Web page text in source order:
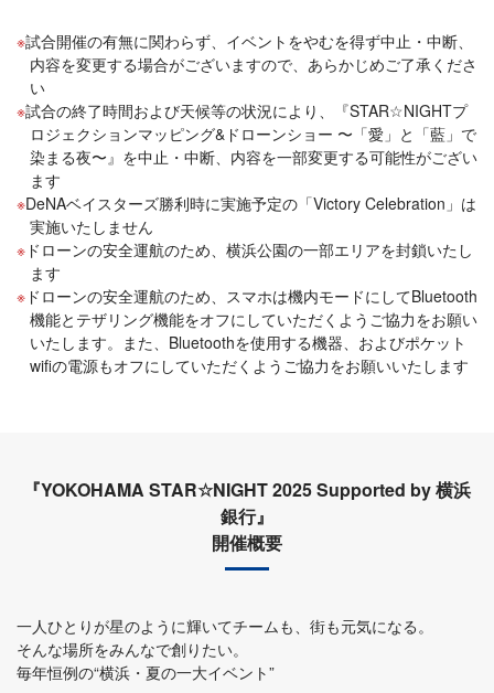
試合開催の有無に関わらず、イベントをやむを得ず中止・中断、
内容を変更する場合がございますので、あらかじめご了承くださ
い
試合の終了時間および天候等の状況により、『STAR☆NIGHTプ
ロジェクションマッピング&ドローンショー 〜「愛」と「藍」で
染まる夜〜』を中止・中断、内容を一部変更する可能性がござい
ます
DeNAベイスターズ勝利時に実施予定の「Victory Celebration」は
実施いたしません
ドローンの安全運航のため、横浜公園の一部エリアを封鎖いたし
ます
ドローンの安全運航のため、スマホは機内モードにしてBluetooth
機能とテザリング機能をオフにしていただくようご協力をお願い
いたします。また、Bluetoothを使用する機器、およびポケット
wifiの電源もオフにしていただくようご協力をお願いいたします
『YOKOHAMA STAR☆NIGHT 2025 Supported by 横浜
銀行』
開催概要
一人ひとりが星のように輝いてチームも、街も元気になる。
そんな場所をみんなで創りたい。
毎年恒例の“横浜・夏の一大イベント”